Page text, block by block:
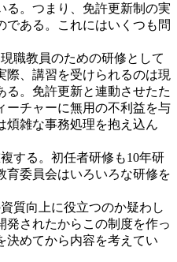
る。つまり、免許更新制の実
である。これにはいくつも問
職教員のための研修として
際、講習を受けられるのは現
る。免許更新と連動させたた
ーチャーに無用の不利益を与
煩雑な事務処理を抱え込ん
する。初任者研修も10年研
育委員会はいろいろな研修を
質向上に役立つのか疑わし
発されたからこの制度を作っ
決めてから内容を考えてい